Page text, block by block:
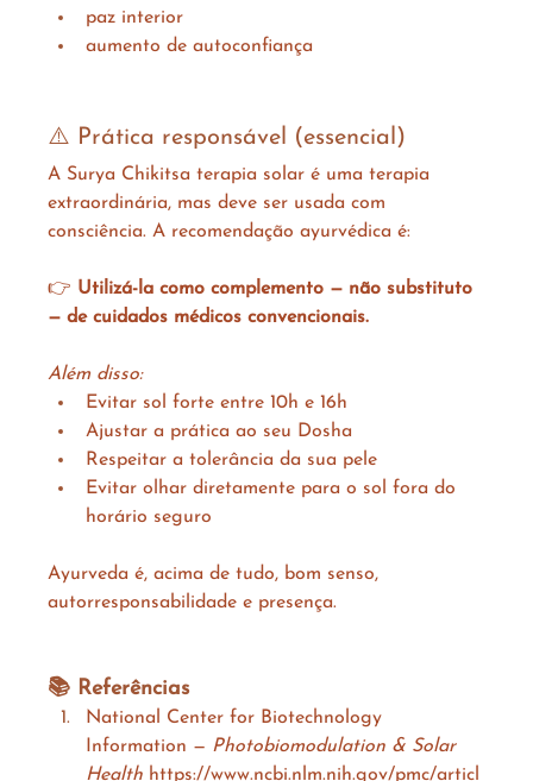
paz interior
aumento de autoconfiança
⚠️ Prática responsável (essencial)
A Surya Chikitsa terapia solar é uma terapia
extraordinária, mas deve ser usada com
consciência. A recomendação ayurvédica é:
👉 Utilizá-la como complemento — não substituto
— de cuidados médicos convencionais.
Além disso:
Evitar sol forte entre 10h e 16h
Ajustar a prática ao seu Dosha
Respeitar a tolerância da sua pele
Evitar olhar diretamente para o sol fora do
horário seguro
Ayurveda é, acima de tudo, bom senso,
autorresponsabilidade e presença.
📚 Referências
National Center for Biotechnology
Information — Photobiomodulation & Solar
Health https://www.ncbi.nlm.nih.gov/pmc/articl